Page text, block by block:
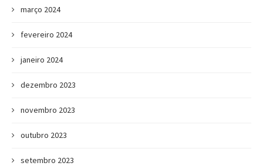
março 2024
fevereiro 2024
janeiro 2024
dezembro 2023
novembro 2023
outubro 2023
setembro 2023